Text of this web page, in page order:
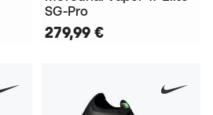
SG-Pro
279,99 €